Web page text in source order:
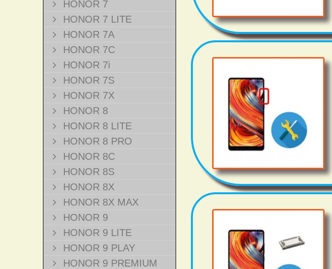
HONOR 7
HONOR 7 LITE
HONOR 7A
HONOR 7C
HONOR 7i
HONOR 7S
HONOR 7X
HONOR 8
HONOR 8 LITE
HONOR 8 PRO
HONOR 8C
HONOR 8S
HONOR 8X
HONOR 8X MAX
HONOR 9
HONOR 9 LITE
HONOR 9 PLAY
HONOR 9 PREMIUM